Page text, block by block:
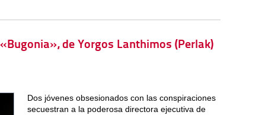
de Yorgos Lanthimos (Perlak)
Dos jóvenes obsesionados con las conspiraciones
secuestran a la poderosa directora ejecutiva de